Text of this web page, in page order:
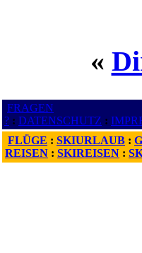
«
FRAGEN
? : DATENSCHUTZ :
FLÜGE : SKIURLAUB :
REISEN : SKIREISEN :